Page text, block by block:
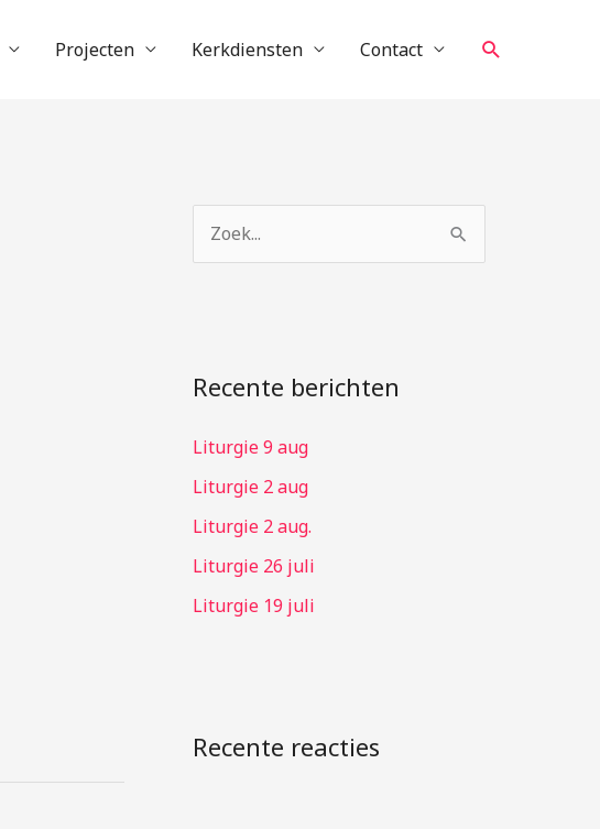
Projecten Kerkdiensten Contact Zoeken
n
a
r
:
Recente berichten
Liturgie 9 aug
Liturgie 2 aug
Liturgie 2 aug.
Liturgie 26 juli
Liturgie 19 juli
Recente reacties